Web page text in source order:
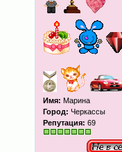
Имя: Марина
Город: Черкассы
Репутация: 69